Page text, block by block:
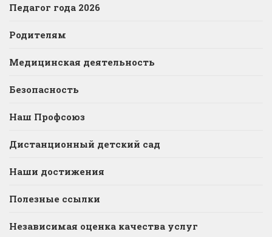
Педагог года 2026
Родителям
Медицинская деятельность
Безопасность
Наш Профсоюз
Дистанционный детский сад
Наши достижения
Полезные ссылки
Независимая оценка качества услуг